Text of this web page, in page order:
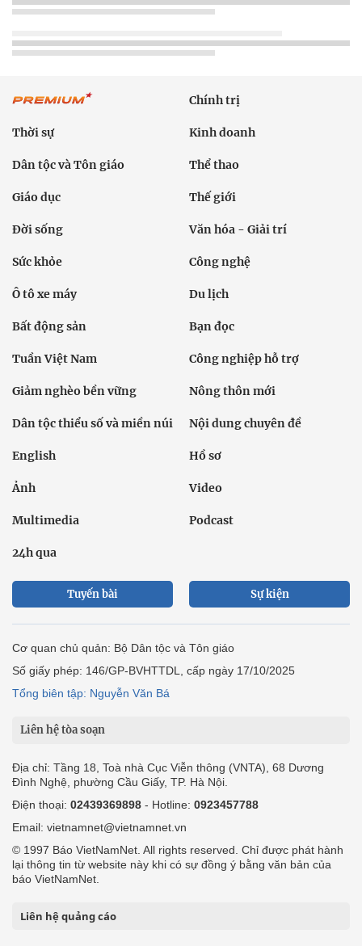
Chính trị
Thời sự Kinh doanh
Dân tộc và Tôn giáo Thể thao
Giáo dục Thế giới
Đời sống Văn hóa - Giải trí
Sức khỏe Công nghệ
Ô tô xe máy Du lịch
Bất động sản Bạn đọc
Tuần Việt Nam Công nghiệp hỗ trợ
Giảm nghèo bền vững Nông thôn mới
Dân tộc thiểu số và miền núi Nội dung chuyên đề
English Hồ sơ
Ảnh Video
Multimedia Podcast
24h qua
Tuyến bài Sự kiện
Cơ quan chủ quản: Bộ Dân tộc và Tôn giáo
Số giấy phép: 146/GP-BVHTTDL, cấp ngày 17/10/2025
Tổng biên tập: Nguyễn Văn Bá
Liên hệ tòa soạn
Địa chỉ: Tầng 18, Toà nhà Cục Viễn thông (VNTA), 68 Dương
Đình Nghệ, phường Cầu Giấy, TP. Hà Nội.
Điện thoại: 02439369898 - Hotline: 0923457788
Email: vietnamnet@vietnamnet.vn
© 1997 Báo VietNamNet. All rights reserved. Chỉ được phát hành
lại thông tin từ website này khi có sự đồng ý bằng văn bản của
báo VietNamNet.
Liên hệ quảng cáo